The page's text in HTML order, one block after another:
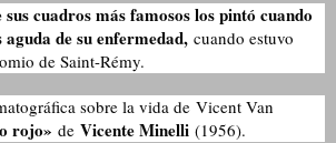
sus cuadros más famosos los pintó cuando
aguda de su enfermedad, cuando estuvo
de Saint-Rémy.
sobre la vida de Vicent Van
rojo» de Vicente Minelli (1956).